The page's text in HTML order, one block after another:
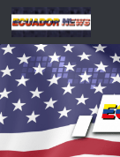
Saltar al contenido